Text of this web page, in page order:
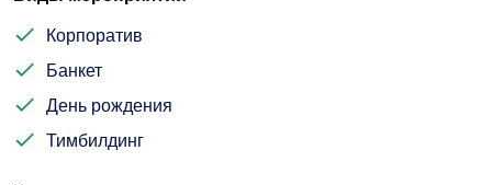
Корпоратив
Банкет
День рождения
Тимбилдинг